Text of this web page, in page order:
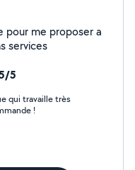
pour me proposer a
services
5
qui travaille très
!